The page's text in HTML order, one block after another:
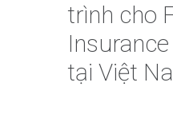
trình cho
tại Việt